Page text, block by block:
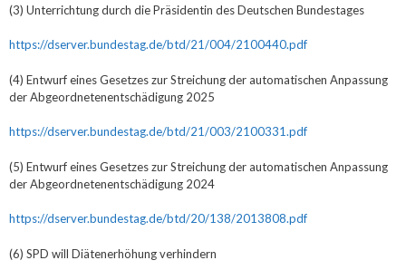
(3) Unterrichtung durch die Präsidentin des Deutschen Bundestages
https://dserver.bundestag.de/btd/21/004/2100440.pdf
(4) Entwurf eines Gesetzes zur Streichung der automatischen Anpassung
der Abgeordnetenentschädigung 2025
https://dserver.bundestag.de/btd/21/003/2100331.pdf
(5) Entwurf eines Gesetzes zur Streichung der automatischen Anpassung
der Abgeordnetenentschädigung 2024
https://dserver.bundestag.de/btd/20/138/2013808.pdf
(6) SPD will Diätenerhöhung verhindern